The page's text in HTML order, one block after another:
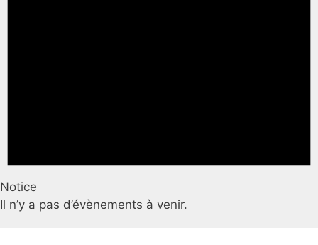
Notice
Il n’y a pas d’évènements à venir.